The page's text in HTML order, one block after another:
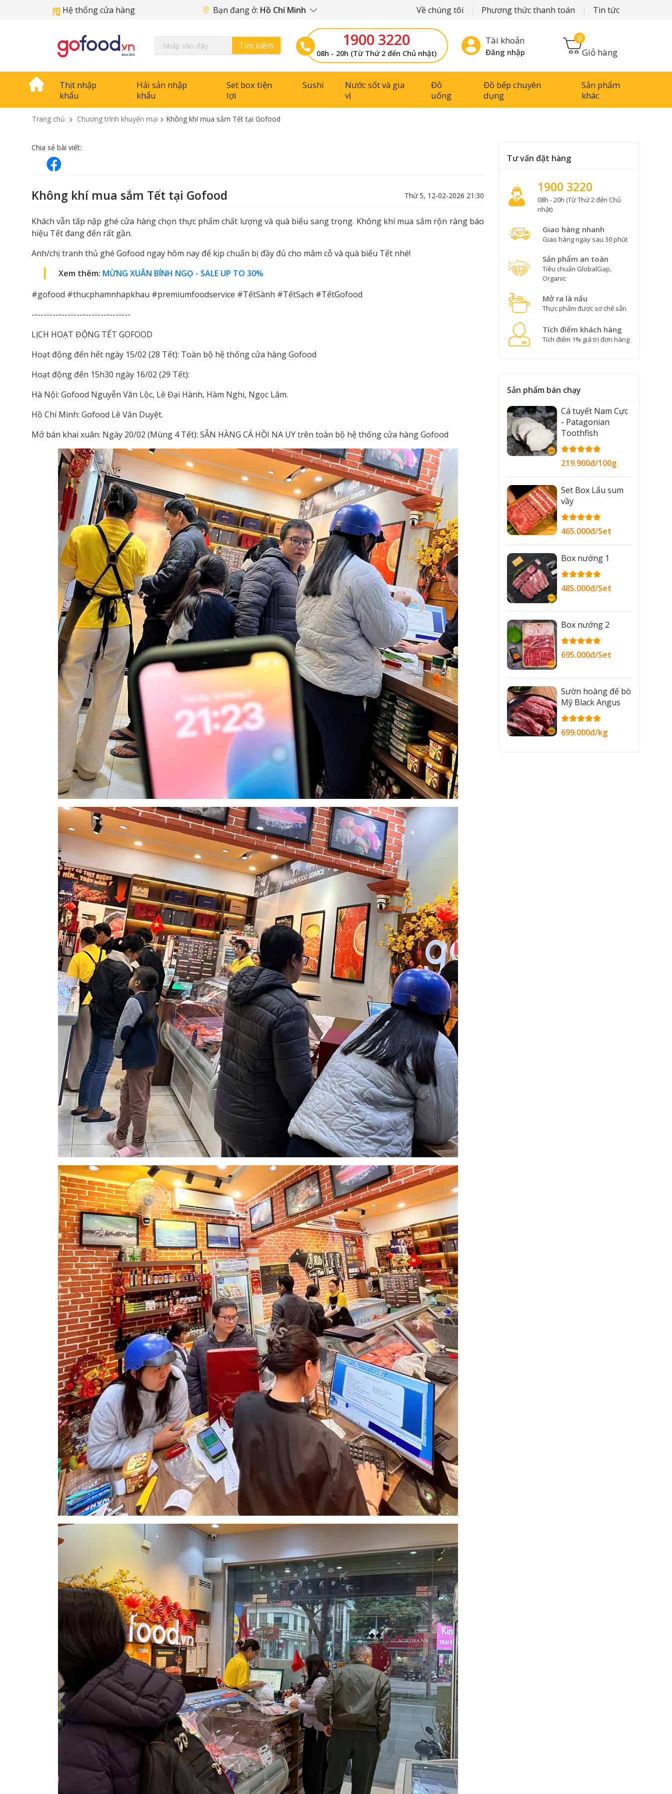
Hệ thống cửa hàng Bạn đang ở: Hồ Chí Minh Về chúng tôi Phương thức thanh toán Tin tức
Tìm kiếm 1900 3220
08h - 20h (Từ Thứ 2 đến Chủ nhật)
Tài khoản
Đăng nhập Giỏ hàng
0
Thịt nhập
khẩu
Hải sản nhập
khẩu
Set box tiện
lợi
Sushi
Nước sốt và gia
vị
Đồ
uống
Đồ bếp chuyên
dụng
Sản phẩm
khác
Trang chủ Chương trình khuyến mại Không khí mua sắm Tết tại Gofood
Chia sẻ bài viết:
Không khí mua sắm Tết tại Gofood Thứ 5, 12-02-2026 21:30
Khách vẫn tấp nập ghé cửa hàng chọn thực phẩm chất lượng và quà biếu sang trọng. Không khí mua sắm rộn ràng báo
hiệu Tết đang đến rất gần.
Anh/chị tranh thủ ghé Gofood ngay hôm nay để kịp chuẩn bị đầy đủ cho mâm cỗ và quà biếu Tết nhé!
Xem thêm: MỪNG XUÂN BÍNH NGỌ - SALE UP TO 30%
#gofood #thucphamnhapkhau #premiumfoodservice #TếtSành #TếtSạch #TếtGofood
---------------------------------
LỊCH HOẠT ĐỘNG TẾT GOFOOD
Hoạt động đến hết ngày 15/02 (28 Tết): Toàn bộ hệ thống cửa hàng Gofood
Hoạt động đến 15h30 ngày 16/02 (29 Tết):
Hà Nội: Gofood Nguyễn Văn Lộc, Lê Đại Hành, Hàm Nghi, Ngọc Lâm.
Hồ Chí Minh: Gofood Lê Văn Duyệt.
Mở bán khai xuân: Ngày 20/02 (Mùng 4 Tết): SẴN HÀNG CÁ HỒI NA UY trên toàn bộ hệ thống cửa hàng Gofood
Tư vấn đặt hàng
1900 3220
08h - 20h (Từ Thứ 2 đến Chủ
nhật)
Giao hàng nhanh
Giao hàng ngay sau 30 phút
Sản phẩm an toàn
Tiêu chuẩn GlobalGap,
Organic
Mở ra là nấu
Thực phẩm được sơ chế sẵn
Tích điểm khách hàng
Tích điểm 1% giá trị đơn hàng
Sản phẩm bán chạy
Cá tuyết Nam Cực
- Patagonian
Toothfish
219.900đ/100g
Set Box Lẩu sum
vầy
465.000đ/Set
Box nướng 1
485.000đ/Set
Box nướng 2
695.000đ/Set
Sườn hoàng đế bò
Mỹ Black Angus
699.000đ/kg